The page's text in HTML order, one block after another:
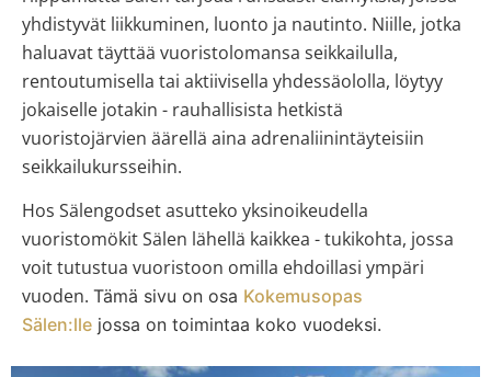
yhdistyvät liikkuminen, luonto ja nautinto. Niille, jotka
haluavat täyttää vuoristolomansa seikkailulla,
rentoutumisella tai aktiivisella yhdessäololla, löytyy
jokaiselle jotakin - rauhallisista hetkistä
vuoristojärvien äärellä aina adrenaliinintäyteisiin
seikkailukursseihin.
Hos Sälengodsetasutteko yksinoikeudella
vuoristomökit Sälen lähellä kaikkea - tukikohta, jossa
voit tutustua vuoristoon omilla ehdoillasi ympäri
vuoden. Tämä sivu on osa Kokemusopas
Sälen:lle jossa on toimintaa koko vuodeksi.